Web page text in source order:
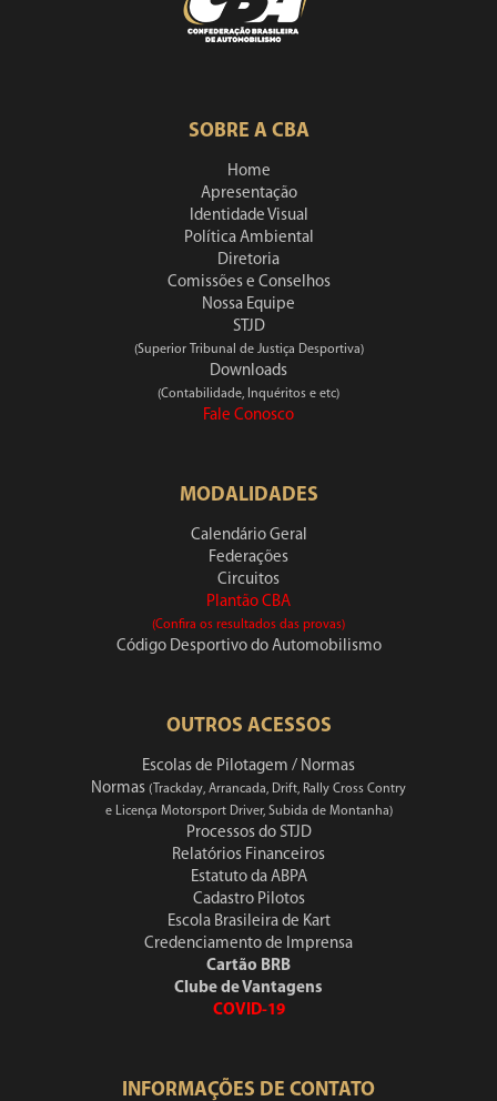
SOBRE A CBA
Home
Apresentação
Identidade Visual
Política Ambiental
Diretoria
Comissões e Conselhos
Nossa Equipe
STJD
(Superior Tribunal de Justiça Desportiva)
Downloads
(Contabilidade, Inquéritos e etc)
Fale Conosco
MODALIDADES
Calendário Geral
Federações
Circuitos
Plantão CBA
(Confira os resultados das provas)
Código Desportivo do Automobilismo
OUTROS ACESSOS
Escolas de Pilotagem / Normas
Normas (Trackday, Arrancada, Drift, Rally Cross Contry
e Licença Motorsport Driver, Subida de Montanha)
Processos do STJD
Relatórios Financeiros
Estatuto da ABPA
Cadastro Pilotos
Escola Brasileira de Kart
Credenciamento de Imprensa
Cartão BRB
Clube de Vantagens
COVID-19
INFORMAÇÕES DE CONTATO